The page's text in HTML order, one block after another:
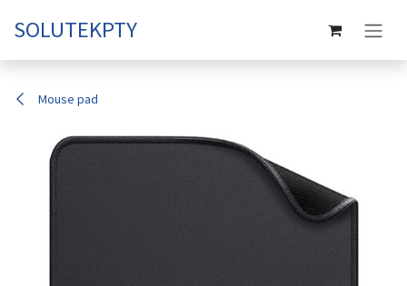
SOLUTEKPTY
Mouse pad